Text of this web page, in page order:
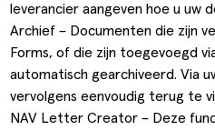
leverancier aangeven hoe u uw
Archief – Documenten die zijn
Forms, of die zijn toegevoegd
automatisch gearchiveerd. Via
vervolgens eenvoudig terug te
NAV Letter Creator – Deze